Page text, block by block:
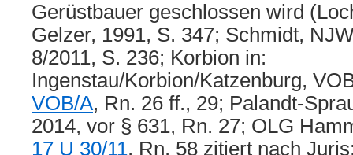
Gerüstbauer geschlossen wird
Gelzer, 1991, S. 347; Schmidt,
8/2011, S. 236; Korbion in:
Ingenstau/Korbion/Katzenburg,
VOB/A, Rn. 26 ff., 29; Palandt-
2014, vor § 631, Rn. 27; OLG
17 U 30/11, Rn. 58 zitiert nach